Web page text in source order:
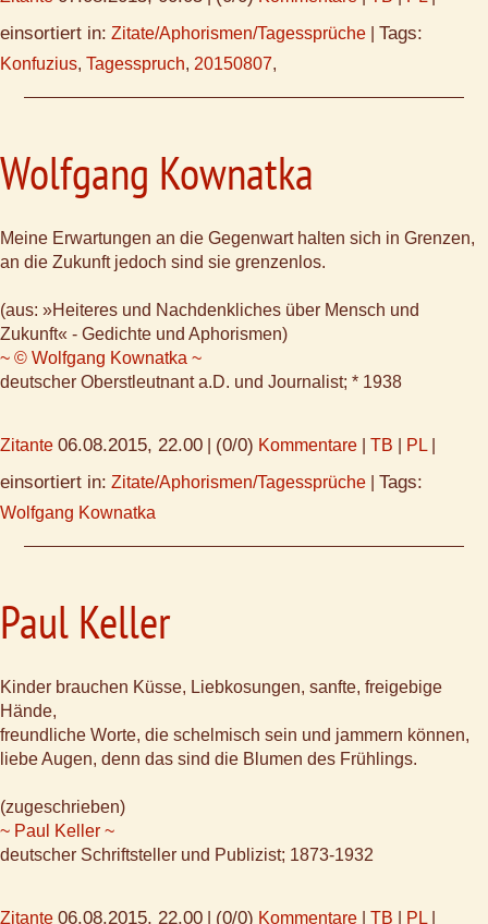
einsortiert in: Zitate/Aphorismen/Tagessprüche Tags:
Konfuzius, Tagesspruch, 20150807,
Wolfgang Kownatka
Meine Erwartungen an die Gegenwart halten sich in Grenzen,
an die Zukunft jedoch sind sie grenzenlos.
(aus: »Heiteres und Nachdenkliches über Mensch und
Zukunft« - Gedichte und Aphorismen)
~ © Wolfgang Kownatka ~
deutscher Oberstleutnant a.D. und Journalist; * 1938
Zitante 06.08.2015, 22.00 (0/0) Kommentare TB PL
einsortiert in: Zitate/Aphorismen/Tagessprüche Tags:
Wolfgang Kownatka
Paul Keller
Kinder brauchen Küsse, Liebkosungen, sanfte, freigebige
Hände,
freundliche Worte, die schelmisch sein und jammern können,
liebe Augen, denn das sind die Blumen des Frühlings.
(zugeschrieben)
~ Paul Keller ~
deutscher Schriftsteller und Publizist; 1873-1932
Zitante 06.08.2015, 22.00 (0/0) Kommentare TB PL